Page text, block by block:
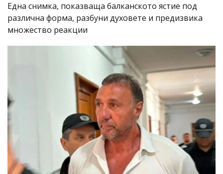
Една снимка, показваща балканското ястие под
различна форма, разбуни духовете и предизвика
множество реакции